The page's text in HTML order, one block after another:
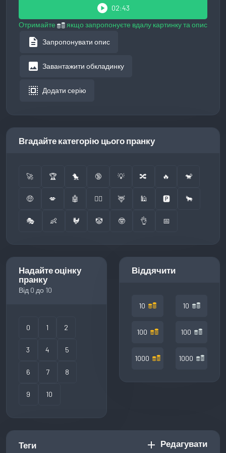
play_circle 02:43
Отримайте
якщо запропонуєте вдалу картинку та опис
description Запропонувати опис
image Завантажити обкладинку
select_all Додати серію
Вгадайте категорію цього пранку
🚀 🏆 🐤 🔞 💡 🔀 🔥 🐒
🤑 💋 🤖 👮‍♂️ 🦌 🕌 🅿️ 🐂
🎭 👶 🐓 🤡 🤓 👌 📅
Надайте оцінку
пранку
Від 0 до 10
0 1 2
3 4 5
6 7 8
9 10
Віддячити
10
100
1000
10
100
1000
Теги add Редагувати